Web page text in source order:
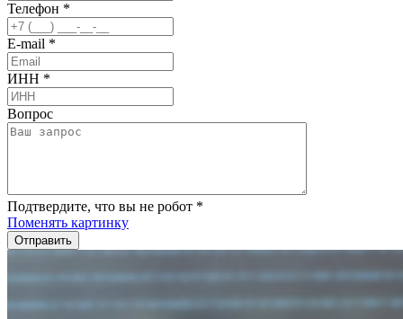
Телефон *
E-mail *
ИНН *
Вопрос
Подтвердите, что вы не робот *
Поменять картинку